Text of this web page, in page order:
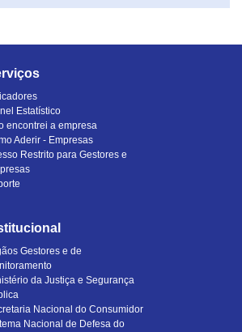
Estatístico
encontrei a empresa
Aderir - Empresas
Restrito para Gestores e
Gestores e de
da Justiça e Segurança
Nacional do Consumidor
Nacional de Defesa do